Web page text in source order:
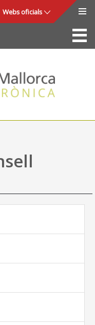
Webs oficials
La Seu
Consell de Mallorca
Accés i seguretat
Utilitats
Ajuda